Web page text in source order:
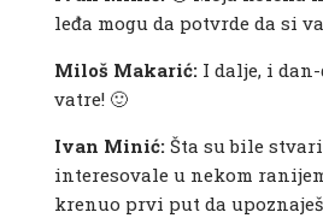
leđa mogu da potvrde da si
Miloš Makarić:I dalje, i
vatre! 🙂
Ivan Minić:Šta su bile
interesovale u nekom
krenuo prvi put da upoznaješ